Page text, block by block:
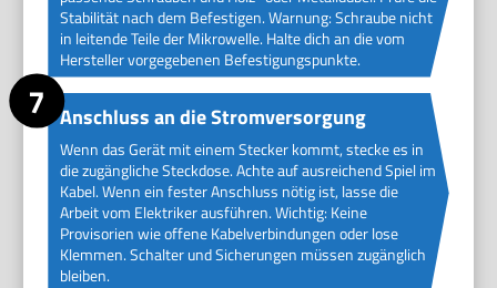
Stabilität nach dem Befestigen. Warnung: Schraube nicht
in leitende Teile der Mikrowelle. Halte dich an die vom
Hersteller vorgegebenen Befestigungspunkte.
Anschluss an die Stromversorgung
Wenn das Gerät mit einem Stecker kommt, stecke es in
die zugängliche Steckdose. Achte auf ausreichend Spiel im
Kabel. Wenn ein fester Anschluss nötig ist, lasse die
Arbeit vom Elektriker ausführen. Wichtig: Keine
Provisorien wie offene Kabelverbindungen oder lose
Klemmen. Schalter und Sicherungen müssen zugänglich
bleiben.